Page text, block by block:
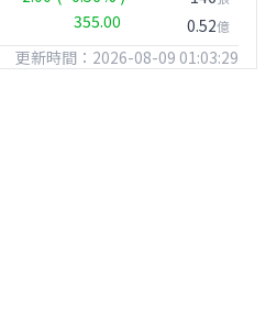
355.00 0.52億
更新時間：2026-08-09 01:03:29